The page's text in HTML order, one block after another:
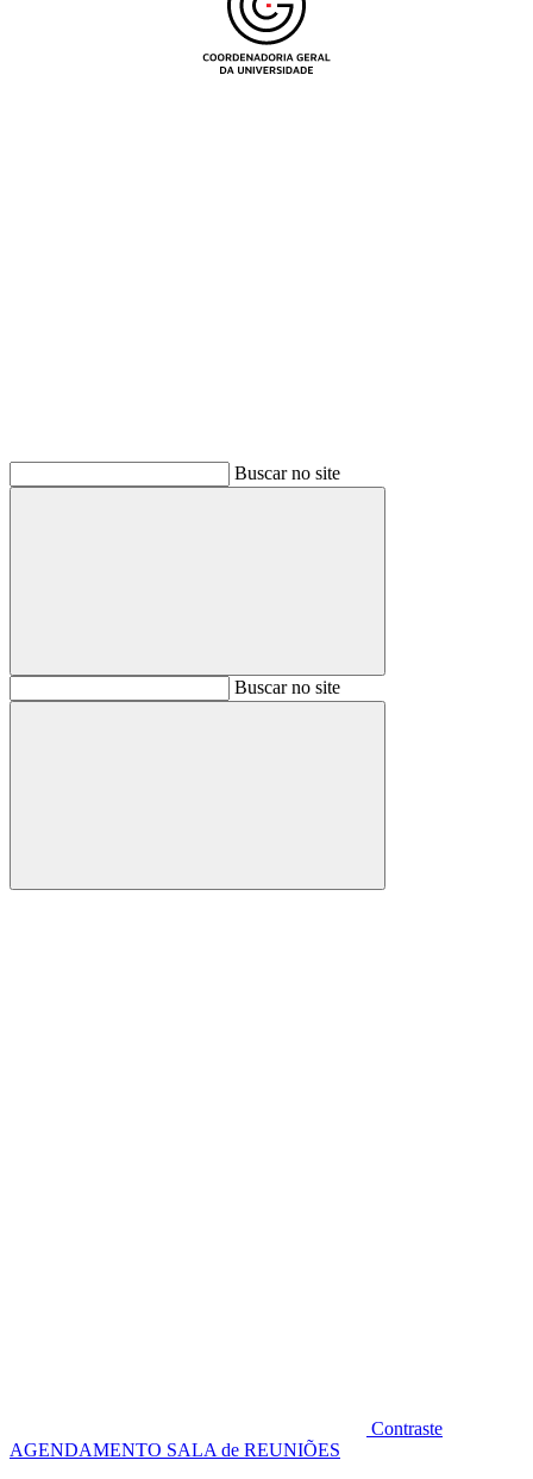
Buscar no site
BuscarBuscar no site
Buscar
Contraste
AGENDAMENTO SALA de REUNIÕES